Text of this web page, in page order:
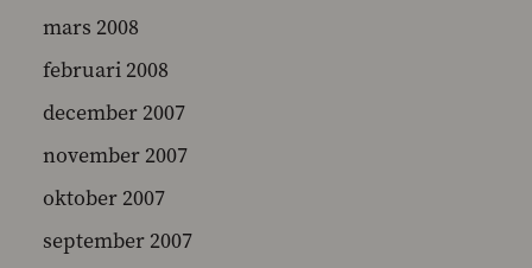
mars 2008
februari 2008
december 2007
november 2007
oktober 2007
september 2007